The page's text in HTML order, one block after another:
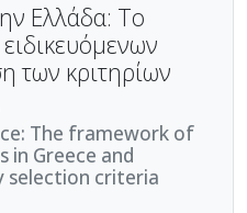
Ελλάδα: Το
των κριτηρίων
The framework of
in Greece and
selection criteria